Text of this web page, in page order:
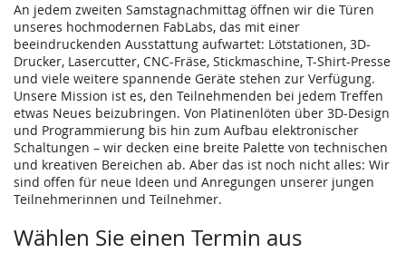
An jedem zweiten Samstagnachmittag öffnen wir die Türen
unseres hochmodernen FabLabs, das mit einer
beeindruckenden Ausstattung aufwartet: Lötstationen, 3D-
Drucker, Lasercutter, CNC-Fräse, Stickmaschine, T-Shirt-Presse
und viele weitere spannende Geräte stehen zur Verfügung.
Unsere Mission ist es, den Teilnehmenden bei jedem Treffen
etwas Neues beizubringen. Von Platinenlöten über 3D-Design
und Programmierung bis hin zum Aufbau elektronischer
Schaltungen – wir decken eine breite Palette von technischen
und kreativen Bereichen ab. Aber das ist noch nicht alles: Wir
sind offen für neue Ideen und Anregungen unserer jungen
Teilnehmerinnen und Teilnehmer.
Wählen Sie einen Termin aus